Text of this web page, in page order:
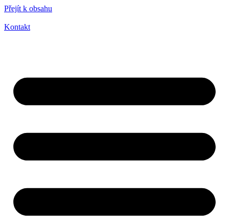
Přejít k obsahu
Kontakt